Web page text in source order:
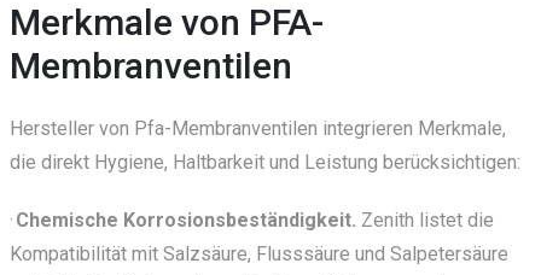
Merkmale von PFA-
Membranventilen
Hersteller von Pfa-Membranventilen integrieren Merkmale,
die direkt Hygiene, Haltbarkeit und Leistung berücksichtigen:
· Chemische Korrosionsbeständigkeit. Zenith listet die
Kompatibilität mit Salzsäure, Flusssäure und Salpetersäure